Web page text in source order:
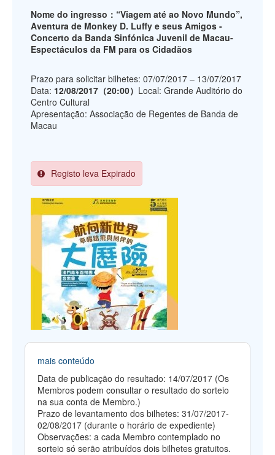
Nome do ingresso：“Viagem até ao Novo Mundo”,
Aventura de Monkey D. Luffy e seus Amigos -
Concerto da Banda Sinfónica Juvenil de Macau-
Espectáculos da FM para os Cidadãos
Prazo para solicitar bilhetes: 07/07/2017 – 13/07/2017
Data: 12/08/2017（20:00） Local: Grande Auditório do
Centro Cultural
Apresentação: Associação de Regentes de Banda de
Macau
Registo leva Expirado
mais conteúdo
Data de publicação do resultado: 14/07/2017 (Os
Membros podem consultar o resultado do sorteio
na sua conta de Membro.)
Prazo de levantamento dos bilhetes: 31/07/2017-
02/08/2017 (durante o horário de expediente)
Observações: a cada Membro contemplado no
sorteio só serão atribuídos dois bilhetes gratuitos.